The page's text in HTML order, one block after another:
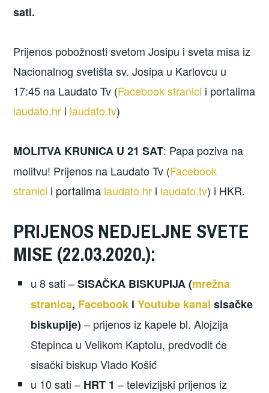
sati.
Prijenos pobožnosti svetom Josipu i sveta misa iz
Nacionalnog svetišta sv. Josipa u Karlovcu u
17:45 na Laudato Tv (Facebook stranici i portalima
laudato.hr i laudato.tv)
MOLITVA KRUNICA U 21 SAT: Papa poziva na
molitvu! Prijenos na Laudato Tv (Facebook
stranici i portalima laudato.hr i laudato.tv) i HKR.
PRIJENOS NEDJELJNE SVETE
MISE (22.03.2020.):
u 8 sati –SISAČKA BISKUPIJA (mrežna
stranica, Facebook iYoutube kanal sisačke
biskupije)– prijenos iz kapele bl. Alojzija
Stepinca u Velikom Kaptolu, predvodit će
sisački biskup Vlado Košić
u 10 sati – HRT 1 – televizijski prijenos iz